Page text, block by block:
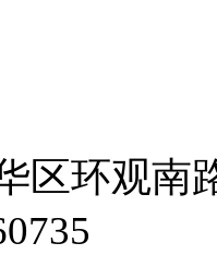
区环观南